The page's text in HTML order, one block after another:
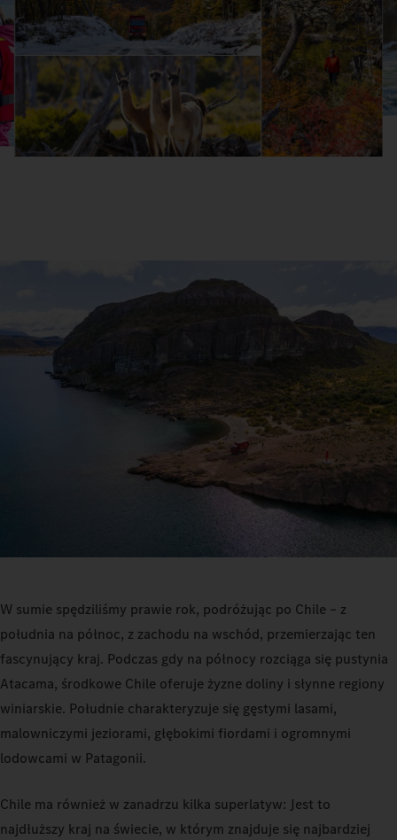
W sumie spędziliśmy prawie rok, podróżując po Chile – z
południa na północ, z zachodu na wschód, przemierzając ten
fascynujący kraj. Podczas gdy na północy rozciąga się pustynia
Atacama, środkowe Chile oferuje żyzne doliny i słynne regiony
winiarskie. Południe charakteryzuje się gęstymi lasami,
malowniczymi jeziorami, głębokimi fiordami i ogromnymi
lodowcami w Patagonii.
Chile ma również w zanadrzu kilka superlatyw: Jest to
najdłuższy kraj na świecie, w którym znajduje się najbardziej